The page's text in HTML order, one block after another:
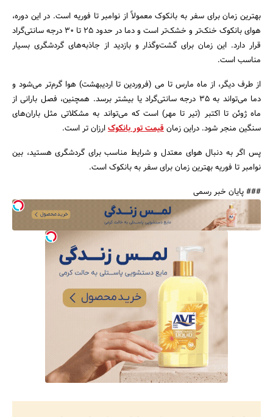
بهترین زمان برای سفر به بانکوک معمولاً از نوامبر تا فوریه است. در این دوره،
هوای بانکوک خنک‌تر و خشک‌تر است و دما در حدود 25 تا 30 درجه سانتی‌گراد
قرار دارد. این زمان برای گشت‌وگذار و بازدید از جاذبه‌های گردشگری بسیار
مناسب است.
از طرف دیگر، از ماه مارس تا می (فروردین تا اردیبهشت) هوا گرم‌تر می‌شود و
دما می‌تواند به 35 درجه سانتی‌گراد یا بیشتر برسد. همچنین، فصل بارانی از
ماه ژوئن تا اکتبر (تیر تا مهر) است که می‌تواند به مشکلاتی مثل باران‌های
سنگین منجر شود. دراین زمانقیمت تور بانکوکارزان تر است.
پس اگر به دنبال هوای معتدل و شرایط مناسب برای گردشگری هستید، بین
نوامبر تا فوریه بهترین زمان برای سفر به بانکوک است.
### پایان خبر رسمی